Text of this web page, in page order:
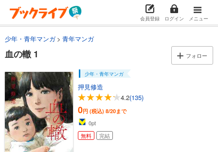
会員登録 ログイン メニュー
少年・青年マンガ 青年マンガ
血の轍 1 フォロー
少年・青年マンガ
押見修造
4.2(135)
0円 (税込) 8/20まで
0pt
無料
完結